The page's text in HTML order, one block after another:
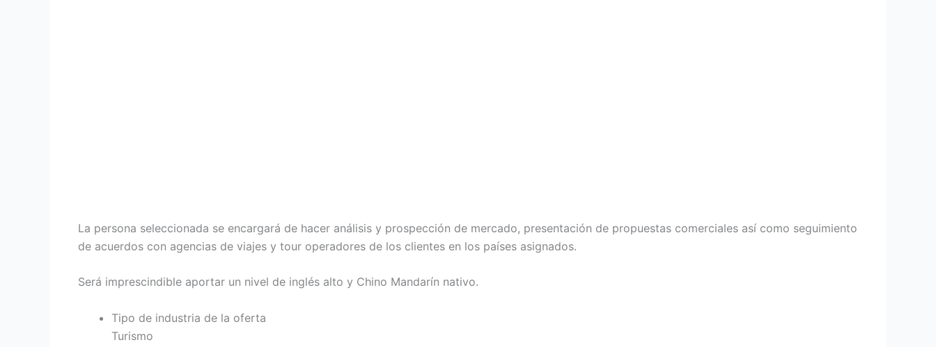
La persona seleccionada se encargará de hacer análisis y prospección de mercado, presentación de propuestas comerciales así como seguimiento
de acuerdos con agencias de viajes y tour operadores de los clientes en los países asignados.
Será imprescindible aportar un nivel de inglés alto y Chino Mandarín nativo.
Tipo de industria de la oferta
Turismo